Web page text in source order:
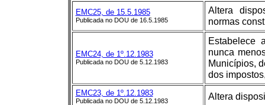
EMC25, de 15.5.1985
Publicada no DOU de 16.5.1985
Altera
normas
EMC24, de 1º.12.1983
Publicada no DOU de 5.12.1983
Estabelece
nunca
Municípios,
dos
EMC23, de 1º.12.1983
Publicada no DOU de 5.12.1983 Altera